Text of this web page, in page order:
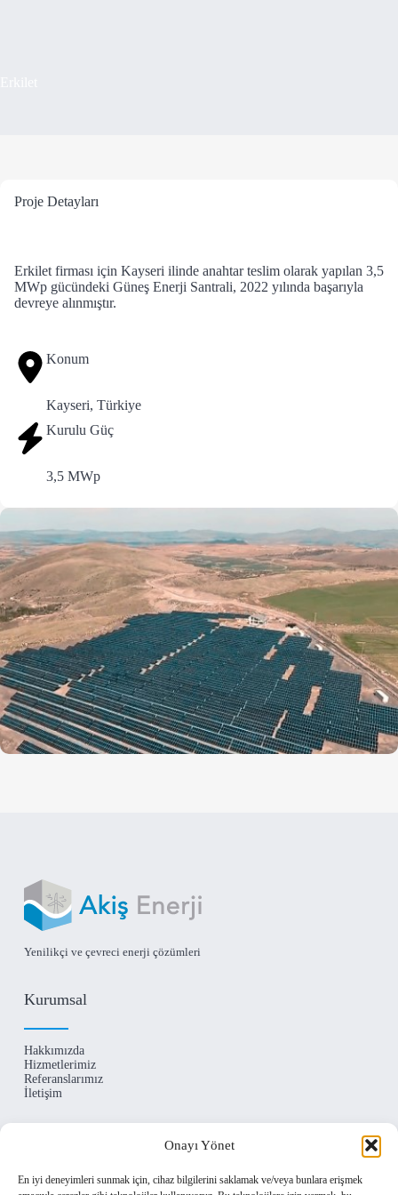
Onayı Yönet
En iyi deneyimleri sunmak için, cihaz bilgilerini saklamak ve/veya bunlara erişmek
Proje Detayları
Erkilet firması için Kayseri ilinde anahtar teslim olarak yapılan 3,5
MWp gücündeki Güneş Enerji Santrali, 2022 yılında başarıyla
devreye alınmıştır.
Konum
Kayseri, Türkiye
Kurulu Güç
3,5 MWp
Yenilikçi ve çevreci enerji çözümleri
Kurumsal
Hakkımızda
Hizmetlerimiz
Referanslarımız
İletişim
Levent Mahallesi Begonya Sokak No:1 Beşiktaş /